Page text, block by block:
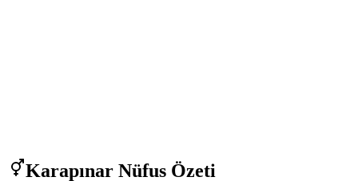
Karapınar Nüfus Özeti